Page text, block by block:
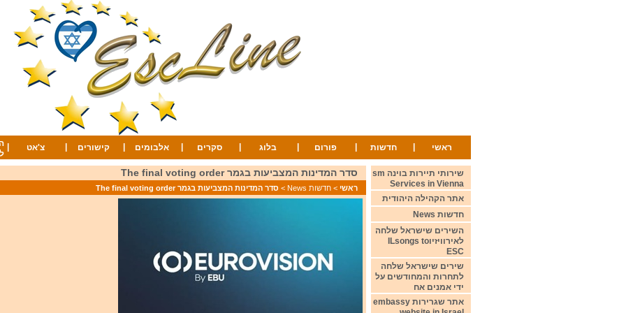
ראשי חדשות פורום בלוג סקרים אלבומים קישורים צ'אט
סדר המדינות המצביעות בגמר The final voting order
ראשי > חדשות News > סדר המדינות המצביעות בגמר The final voting order
שירותי תיירות בוינה sm
Services in Vienna
אתר הקהילה היהודית
חדשות News
השירים שישראל שלחה
לאירוויזיוILsongs to
ESC
שירים שישראל שלחה
לתחרות והמחודשים על
ידי אמנים אח
אתר שגרירות embassy